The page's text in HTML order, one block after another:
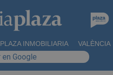
PLAZA INMOBILIARIA VALÈNCIA
en Google